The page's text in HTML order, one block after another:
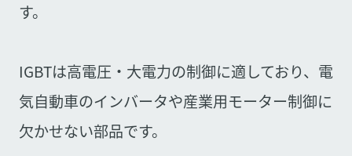
す。
IGBTは高電圧・大電力の制御に適しており、電
気自動車のインバータや産業用モーター制御に
欠かせない部品です。